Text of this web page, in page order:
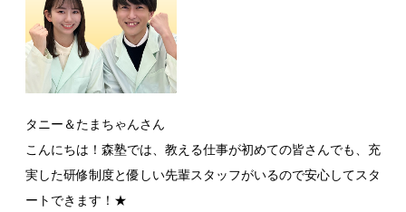
タニー＆たまちゃんさん
こんにちは！森塾では、教える仕事が初めての皆さんでも、充
実した研修制度と優しい先輩スタッフがいるので安心してスタ
ートできます！★